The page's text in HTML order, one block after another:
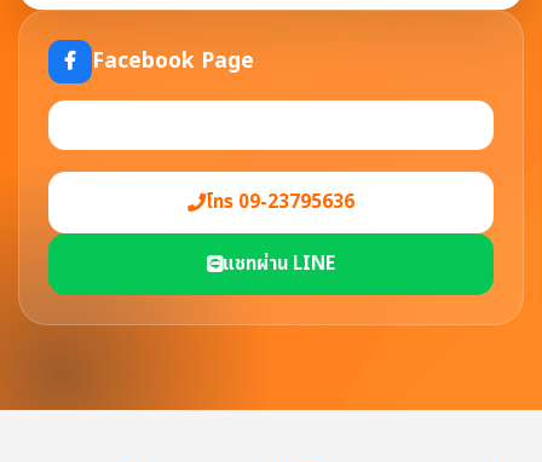
Facebook Page
โทร 09-23795636
แชทผ่าน LINE